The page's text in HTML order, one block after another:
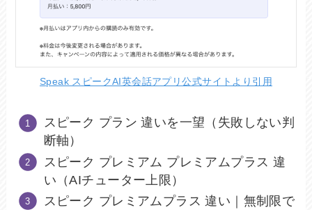
Speak スピークAI英会話アプリ公式サイトより引用
スピーク プラン 違いを一望（失敗しない判
断軸）
スピーク プレミアム プレミアムプラス 違
い（AIチューター上限）
スピーク プレミアムプラス 違い｜無制限で